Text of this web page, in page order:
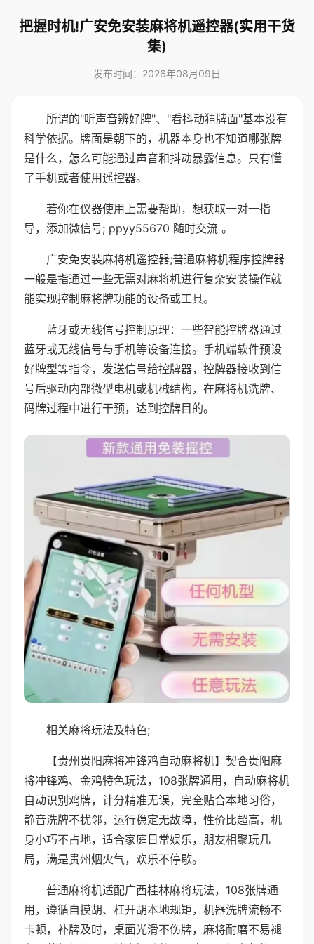
把握时机!广安免安装麻将机遥控器(实用干货
集)
发布时间：2026年08月09日
所谓的"听声音辨好牌"、"看抖动猜牌面"基本没有
科学依据。牌面是朝下的，机器本身也不知道哪张牌
是什么，怎么可能通过声音和抖动暴露信息。只有懂
了手机或者使用遥控器。
若你在仪器使用上需要帮助，想获取一对一指
导，添加微信号; ppyy55670 随时交流 。
广安免安装麻将机遥控器;普通麻将机程序控牌器
一般是指通过一些无需对麻将机进行复杂安装操作就
能实现控制麻将牌功能的设备或工具。
蓝牙或无线信号控制原理：一些智能控牌器通过
蓝牙或无线信号与手机等设备连接。手机端软件预设
好牌型等指令，发送信号给控牌器，控牌器接收到信
号后驱动内部微型电机或机械结构，在麻将机洗牌、
码牌过程中进行干预，达到控牌目的。
相关麻将玩法及特色;
【贵州贵阳麻将冲锋鸡自动麻将机】契合贵阳麻
将冲锋鸡、金鸡特色玩法，108张牌通用，自动麻将机
自动识别鸡牌，计分精准无误，完全贴合本地习俗，
静音洗牌不扰邻，运行稳定无故障，性价比超高，机
身小巧不占地，适合家庭日常娱乐，朋友相聚玩几
局，满是贵州烟火气，欢乐不停歇。
普通麻将机适配广西桂林麻将玩法，108张牌通
用，遵循自摸胡、杠开胡本地规矩，机器洗牌流畅不
卡顿，补牌及时，桌面光滑不伤牌，麻将耐磨不易褪